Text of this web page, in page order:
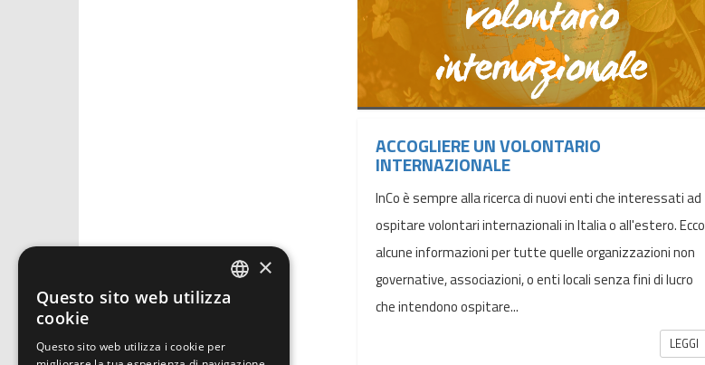
ACCOGLIERE UN VOLONTARIO
INTERNAZIONALE
InCo è sempre alla ricerca di nuovi enti che interessati ad
ospitare volontari internazionali in Italia o all'estero. Ecco
alcune informazioni per tutte quelle organizzazioni non
governative, associazioni, o enti locali senza fini di lucro
che intendono ospitare...
LEGGI
×
Questo sito web utilizza
cookie
Questo sito web utilizza i cookie per